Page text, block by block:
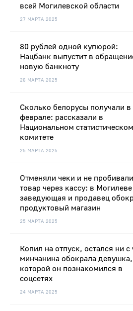
27 МАРТА 2025
всей Могилевской области
26 МАРТА 2025
80 рублей одной купюрой:
Нацбанк выпустит в
новую банкноту
25 МАРТА 2025
Сколько белорусы получали в
феврале: рассказали в
Национальном статистическом
комитете
25 МАРТА 2025
Отменяли чеки и не пробивали
товар через кассу: в Могилеве
заведующая и продавец
продуктовый магазин
24 МАРТА 2025
Копил на отпуск, остался ни с
минчанина обокрала
которой он познакомился в
соцсетях